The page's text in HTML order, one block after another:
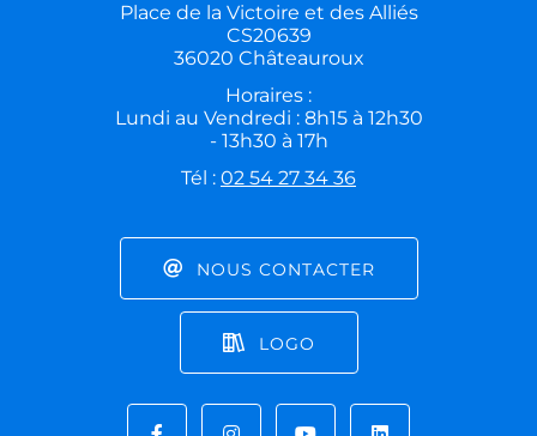
Place de la Victoire et des Alliés
CS20639
36020 Châteauroux
Horaires :
Lundi au Vendredi : 8h15 à 12h30
- 13h30 à 17h
Tél : 02 54 27 34 36
NOUS CONTACTER
LOGO